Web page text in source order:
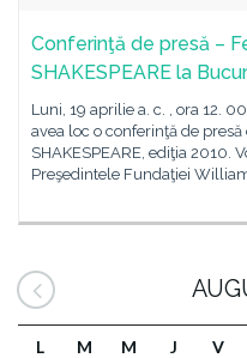
Conferinţă de presă –
SHAKESPEARE la
Luni, 19 aprilie a. c. , ora 12.
avea loc o conferinţă de
SHAKESPEARE, ediţia 2010.
Preşedintele Fundaţiei
L M M J V